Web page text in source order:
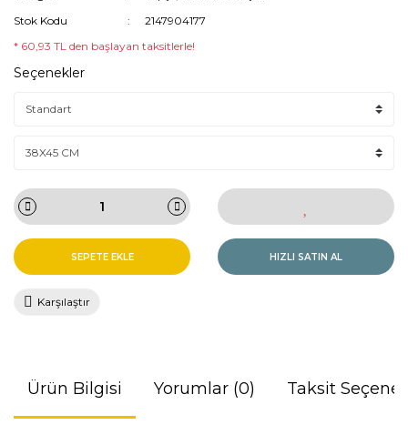
Stok Kodu
2147904177
* 60,93 TL den başlayan taksitlerle!
Seçenekler
SEPETE EKLE HIZLI SATIN AL
Karşılaştır
Ürün Bilgisi Yorumlar (0) Taksit